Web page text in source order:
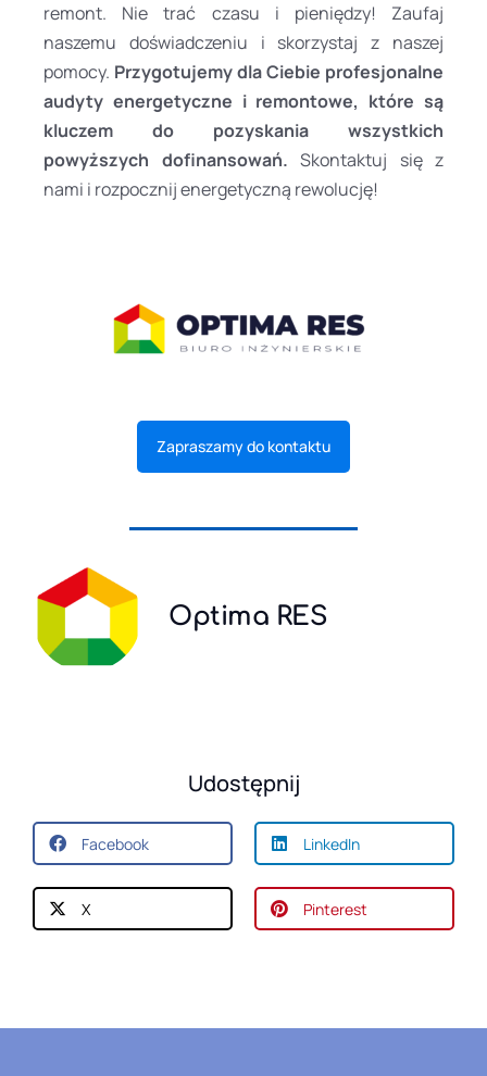
remont. Nie trać czasu i pieniędzy! Zaufaj
naszemu doświadczeniu i skorzystaj z naszej
pomocy. Przygotujemy dla Ciebie profesjonalne
audyty energetyczne i remontowe, które są
kluczem do pozyskania wszystkich
powyższych dofinansowań. Skontaktuj się z
nami i rozpocznij energetyczną rewolucję!
Zapraszamy do kontaktu
Optima RES
Udostępnij
Facebook LinkedIn
X Pinterest